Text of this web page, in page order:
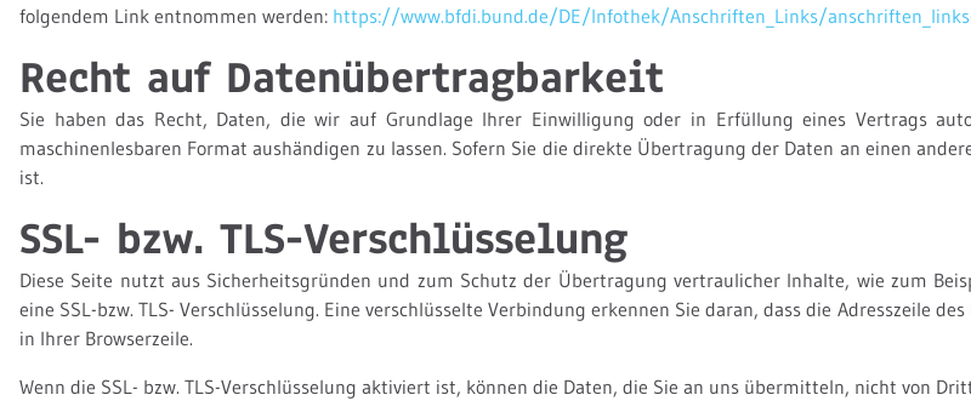
folgendem Link entnommen werden: https://www.bfdi.bund.de/DE/Infothek/Anschriften_Links/
Recht auf Datenübertragbarkeit
Sie haben das Recht, Daten, die wir auf Grundlage Ihrer Einwilligung oder in Erfüllung eines Vertrags
maschinenlesbaren Format aushändigen zu lassen. Sofern Sie die direkte Übertragung der Daten an einen
ist.
SSL- bzw. TLS-Verschlüsselung
Diese Seite nutzt aus Sicherheitsgründen und zum Schutz der Übertragung vertraulicher Inhalte, wie zum
eine SSL-bzw. TLS- Verschlüsselung. Eine verschlüsselte Verbindung erkennen Sie daran, dass die Adresszeile
in Ihrer Browserzeile.
Wenn die SSL- bzw. TLS-Verschlüsselung aktiviert ist, können die Daten, die Sie an uns übermitteln, nicht von